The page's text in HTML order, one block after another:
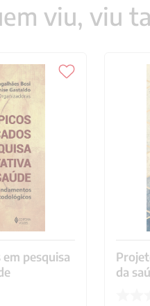
viu, viu
pesquisa
da